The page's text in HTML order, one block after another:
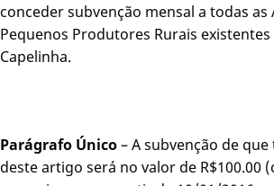
conceder subvenção mensal a todas as
Pequenos Produtores Rurais
Capelinha.
Parágrafo Único– A subvenção de
deste artigo será no valor de R$100.00